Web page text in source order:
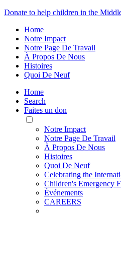
Donate to help children in the
Home
Notre Impact
Notre Page De Travail
À Propos De Nous
Histoires
Quoi De Neuf
Home
Search
Faites un don
Toggle
Mobile
Menu
Notre Impact
Notre Page De Travail
À Propos De Nous
Histoires
Quoi De Neuf
Celebrating the
Children's Emergency
Événements
CAREERS